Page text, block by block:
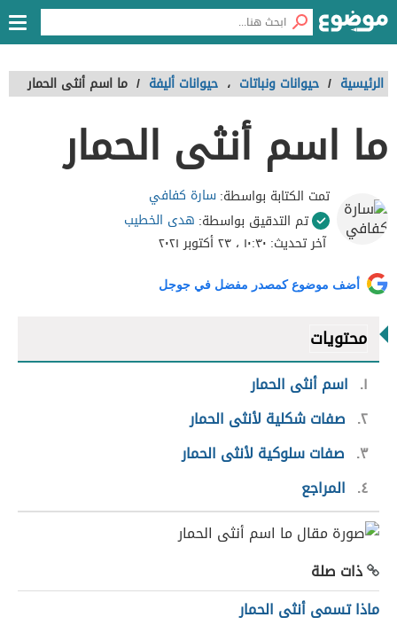
الرئيسية / حيوانات ونباتات ، حيوانات أليفة / ما اسم أنثى الحمار
ما اسم أنثى الحمار
تمت الكتابة بواسطة:سارة كفافي
تم التدقيق بواسطة: هدى الخطيب
آخر تحديث: ١٠:٣٠ ، ٢٣ أكتوبر ٢٠٢١
أضف موضوع كمصدر مفضل في جوجل
محتويات
١
اسم أنثى الحمار
٢ صفات شكلية لأنثى الحمار
٣
صفات سلوكية لأنثى الحمار
٤
المراجع
ذات صلة
ماذا تسمى أنثى الحمار